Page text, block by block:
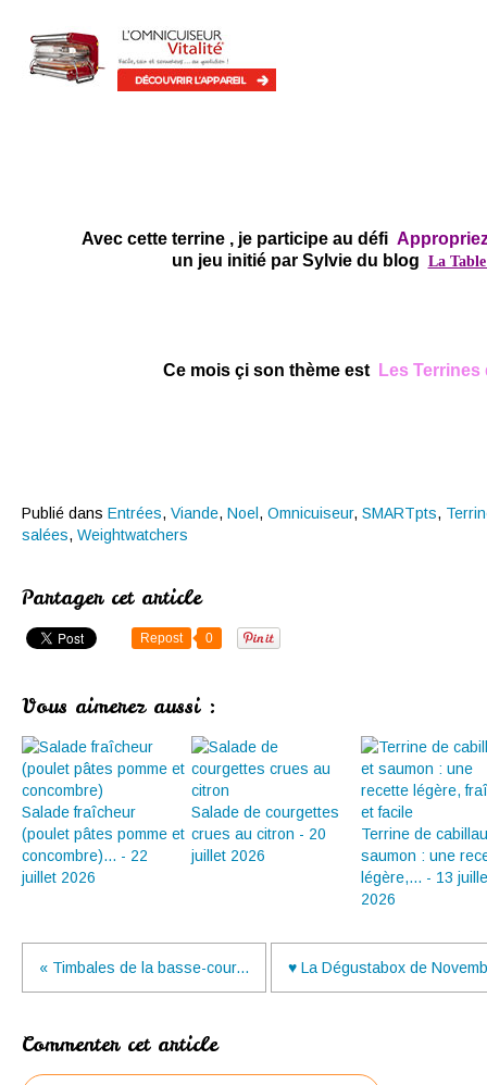
Avec cette terrine , je participe au défi
un jeu initié par Sylvie du blog La
Ce mois çi son thème est Les Terrines
Publié dans Entrées, Viande, Noel , Omnicuiseur, SMARTpts,
salées, Weightwatchers
Partager cet article
Repost 0
Vous aimerez aussi :
Salade fraîcheur
(poulet pâtes pomme et
concombre)... - 22
juillet 2026
Salade de courgettes
crues au citron - 20
juillet 2026
Terrine de
saumon : une
légère,... - 13
2026
« Timbales de la basse-cour... ♥ La Dégustabox de
Commenter cet article